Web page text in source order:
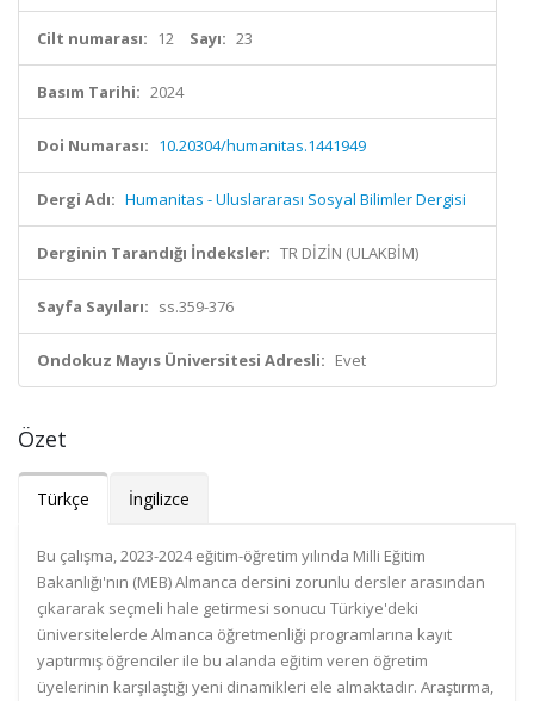
Cilt numarası: 12 Sayı: 23
Basım Tarihi: 2024
Doi Numarası: 10.20304/humanitas.1441949
Dergi Adı: Humanitas - Uluslararası Sosyal Bilimler Dergisi
Derginin Tarandığı İndeksler: TR DİZİN (ULAKBİM)
Sayfa Sayıları: ss.359-376
Ondokuz Mayıs Üniversitesi Adresli: Evet
Özet
Türkçe İngilizce
Bu çalışma, 2023-2024 eğitim-öğretim yılında Milli Eğitim
Bakanlığı'nın (MEB) Almanca dersini zorunlu dersler arasından
çıkararak seçmeli hale getirmesi sonucu Türkiye'deki
üniversitelerde Almanca öğretmenliği programlarına kayıt
yaptırmış öğrenciler ile bu alanda eğitim veren öğretim
üyelerinin karşılaştığı yeni dinamikleri ele almaktadır. Araştırma,